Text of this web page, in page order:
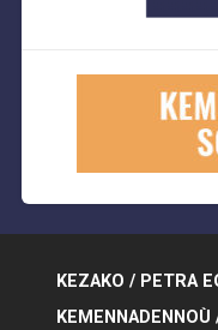
KEZAKO / PETRA